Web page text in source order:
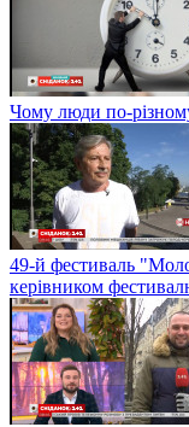
Чому люди по-
49-й фестиваль
керівником